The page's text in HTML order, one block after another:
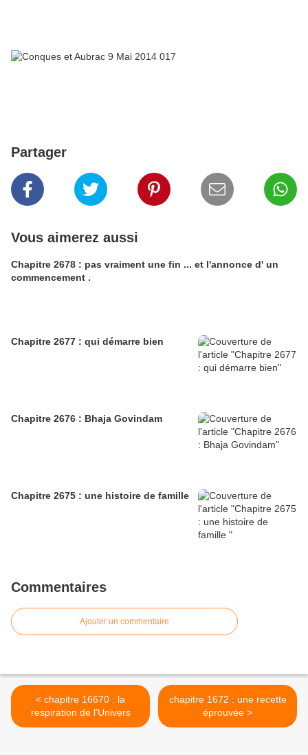
Partager
Vous aimerez aussi
Chapitre 2678 : pas vraiment une fin ... et l'annonce d' un
commencement .
Chapitre 2677 : qui démarre bien
Chapitre 2676 : Bhaja Govindam
Chapitre 2675 : une histoire de famille
Commentaires
Ajouter un commentaire
< chapitre 16670 : la
respiration de l'Univers
chapitre 1672 : une recette
éprouvée >